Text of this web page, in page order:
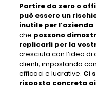
Partire da zero o
può essere un
inutile per l’azienda
che possono
replicarli per la
cresciuta con l’idea
clienti, impostando
efficaci e lucrative. Ci